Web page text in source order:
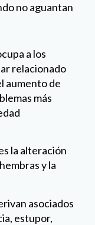
no aguantan
a los
relacionado
aumento de
más
la alteración
y la
asociados
estupor,